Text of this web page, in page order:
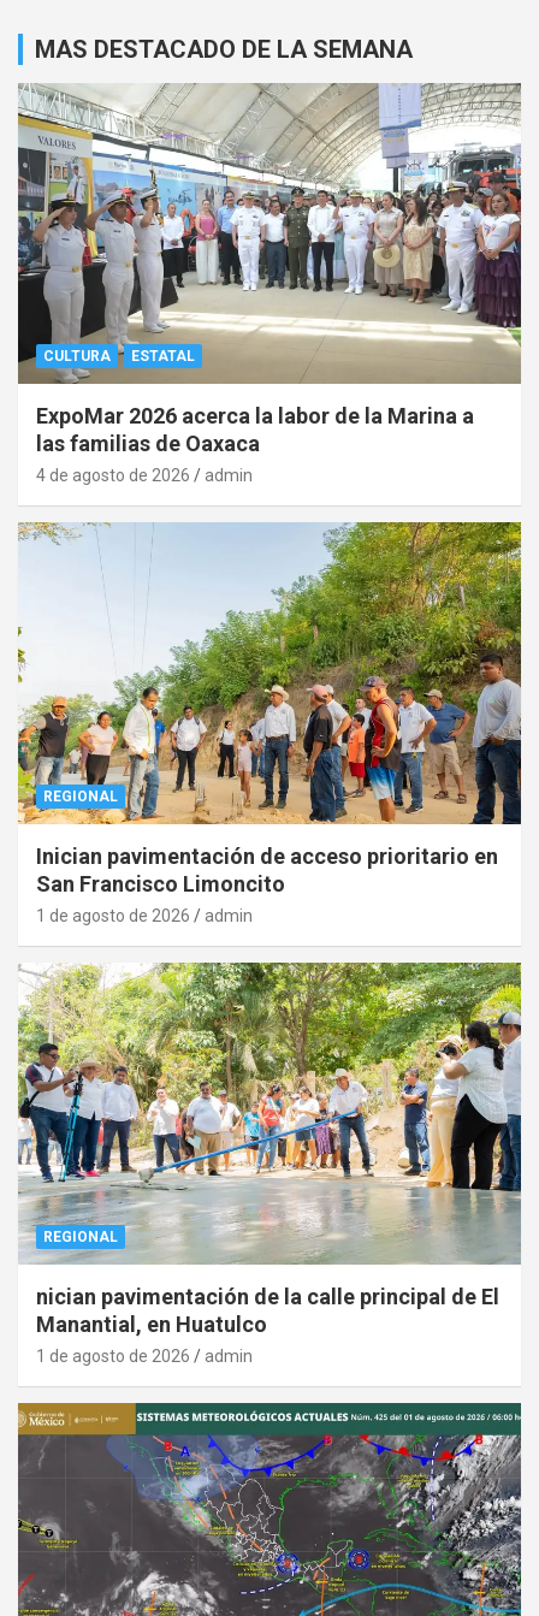
MAS DESTACADO DE LA SEMANA
CULTURA ESTATAL
ExpoMar 2026 acerca la labor de la Marina a
las familias de Oaxaca
4 de agosto de 2026 admin
REGIONAL
Inician pavimentación de acceso prioritario en
San Francisco Limoncito
1 de agosto de 2026 admin
REGIONAL
nician pavimentación de la calle principal de El
Manantial, en Huatulco
1 de agosto de 2026 admin